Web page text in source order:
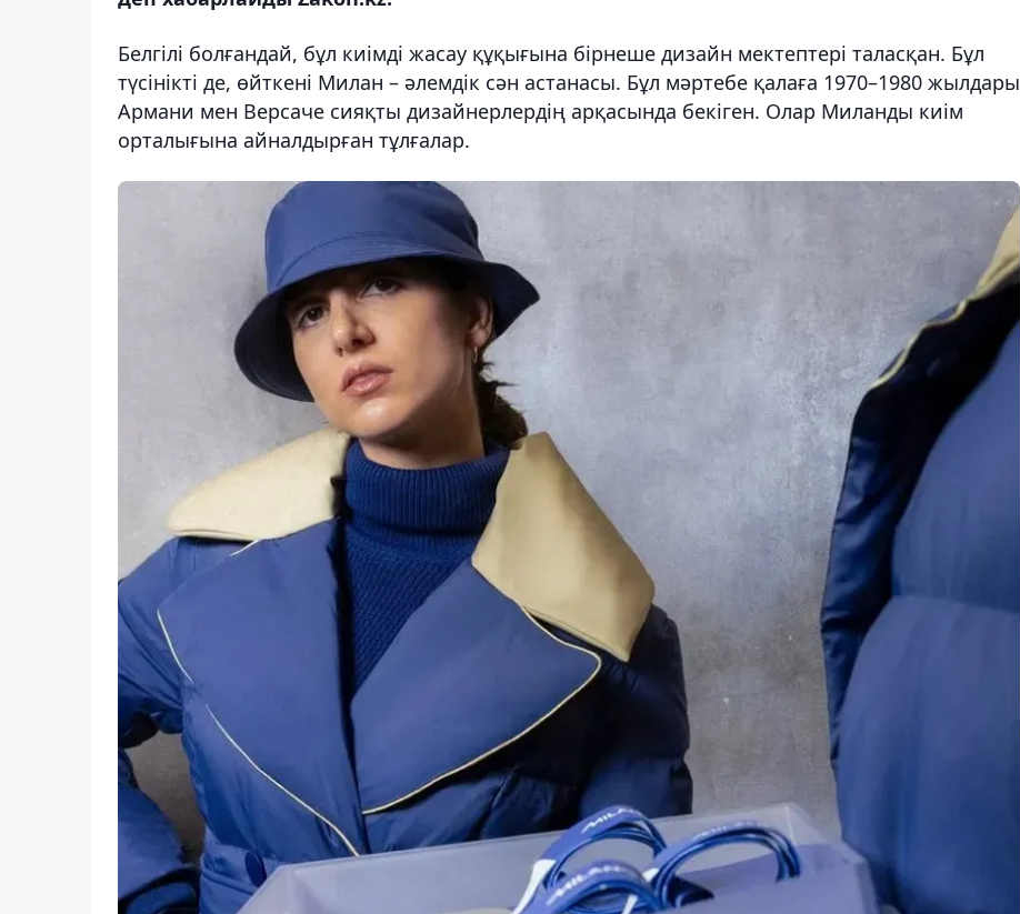
Белгілі болғандай, бұл киімді жасау құқығына бірнеше дизайн мектептері таласқан. Бұл
түсінікті де, өйткені Милан – әлемдік сән астанасы. Бұл мәртебе қалаға 1970–1980 жылдары
Армани мен Версаче сияқты дизайнерлердің арқасында бекіген. Олар Миланды киім
орталығына айналдырған тұлғалар.